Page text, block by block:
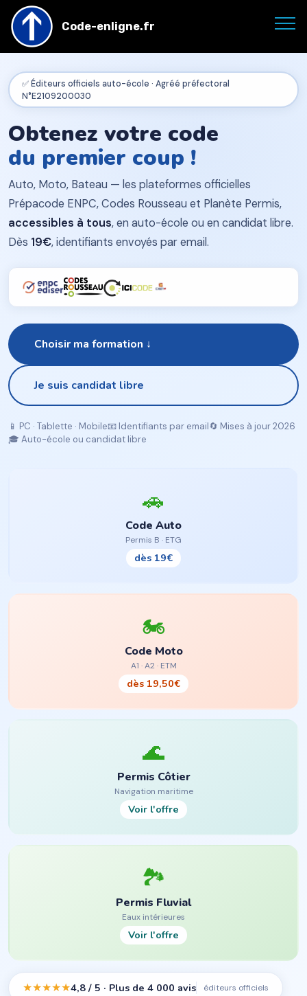
Code-enligne.fr
✅ Éditeurs officiels auto-école · Agréé préfectoral
N°E2109200030
Obtenez votre code
du premier coup !
Auto, Moto, Bateau — les plateformes officielles
Prépacode ENPC, Codes Rousseau et Planète Permis,
accessibles à tous, en auto-école ou en candidat libre.
Dès 19€, identifiants envoyés par email.
Choisir ma formation ↓
Je suis candidat libre
📱 PC · Tablette · Mobile📧 Identifiants par email🔄 Mises à jour 2026
🎓 Auto-école ou candidat libre
🚗
Code Auto
Permis B · ETG
dès 19€
🏍
Code Moto
A1 · A2 · ETM
dès 19,50€
🌊
Permis Côtier
Navigation maritime
Voir l'offre
🏞
Permis Fluvial
Eaux intérieures
Voir l'offre
★★★★★4,8 / 5 · Plus de 4 000 avis éditeurs officiels